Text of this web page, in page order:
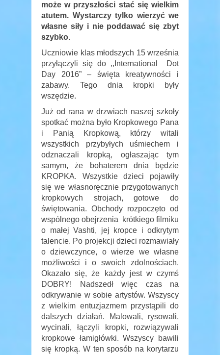
może w przyszłości stać się wielkim
atutem. Wystarczy tylko wierzyć we
własne siły i nie poddawać się zbyt
szybko.
Uczniowie klas młodszych 15 września
przyłączyli się do ,,International Dot
Day 2016” – święta kreatywności i
zabawy. Tego dnia kropki były
wszędzie.
Już od rana w drzwiach naszej szkoły
spotkać można było Kropkowego Pana
i Panią Kropkową, którzy witali
wszystkich przybyłych uśmiechem i
odznaczali kropką, ogłaszając tym
samym, że bohaterem dnia będzie
KROPKA. Wszystkie dzieci pojawiły
się we własnoręcznie przygotowanych
kropkowych strojach, gotowe do
świętowania. Obchody rozpoczęto od
wspólnego obejrzenia krótkiego filmiku
o małej Vashti, jej kropce i odkrytym
talencie. Po projekcji dzieci rozmawiały
o dziewczynce, o wierze we własne
możliwości i o swoich zdolnościach.
Okazało się, że każdy jest w czymś
DOBRY! Nadszedł więc czas na
odkrywanie w sobie artystów. Wszyscy
z wielkim entuzjazmem przystąpili do
dalszych działań. Malowali, rysowali,
wycinali, łączyli kropki, rozwiązywali
kropkowe łamigłówki. Wszyscy bawili
się kropką. W ten sposób na korytarzu